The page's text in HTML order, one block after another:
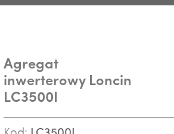
Agregat
inwerterowy Loncin
LC3500I